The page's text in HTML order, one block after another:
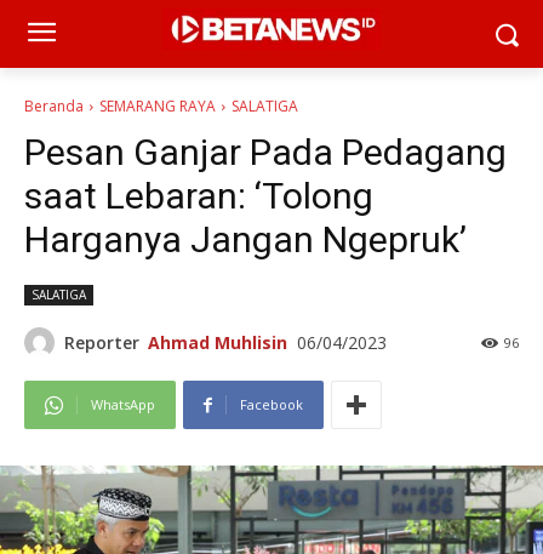
Beranda SEMARANG RAYA SALATIGA
Pesan Ganjar Pada Pedagang
saat Lebaran: ‘Tolong
Harganya Jangan Ngepruk’
SALATIGA
Reporter Ahmad Muhlisin 06/04/2023 96
WhatsApp Facebook